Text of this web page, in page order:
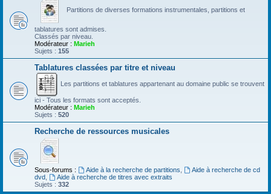
Partitions de diverses formations instrumentales, partitions et
tablatures sont admises.
Classés par niveau.
Modérateur : Marieh
Sujets : 155
Tablatures classées par titre et niveau
Les partitions et tablatures appartenant au domaine public se trouvent
ici - Tous les formats sont acceptés.
Modérateur : Marieh
Sujets : 520
Recherche de ressources musicales
Sous-forums : Aide à la recherche de partitions
Aide à recherche de cd
dvd
Aide à recherche de titres avec extraits
Sujets : 332